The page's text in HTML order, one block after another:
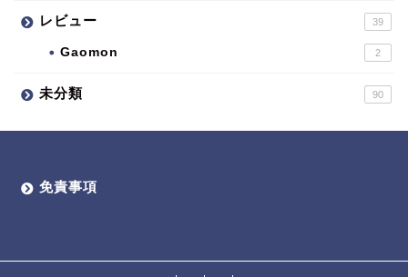
レビュー 39
Gaomon 2
未分類 90
免責事項